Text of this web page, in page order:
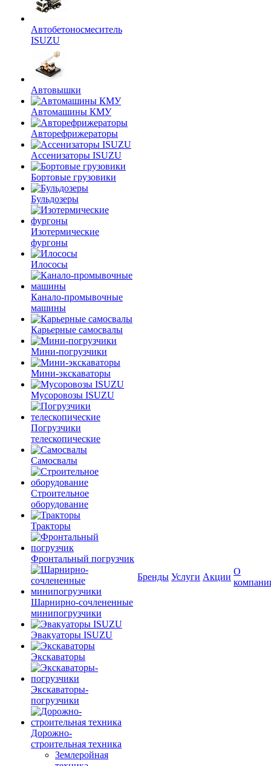
Автобетоносмеситель
ISUZU
Автовышки
Автомашины КМУ
Авторефрижераторы
Ассенизаторы ISUZU
Бортовые грузовики
Бульдозеры
Изотермические
фургоны
Илососы
Канало-промывочные
машины
Карьерные самосвалы
Мини-погрузчики
Мини-экскаваторы
Мусоровозы ISUZU
Погрузчики
телескопические
Самосвалы
Строительное
оборудование
Тракторы
Фронтальный погрузчик
Шарнирно-сочлененные
минипогрузчики
Эвакуаторы ISUZU
Экскаваторы
Экскаваторы-
погрузчики
Дорожно-
строительная техника
Землеройная
Бренды Услуги Акции
О